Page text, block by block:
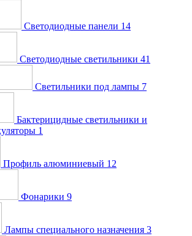
Светодиодные панели 14
Светодиодные светильники 41
Светильники под лампы 7
Бактерицидные светильники и
1
Профиль алюминиевый 12
Фонарики 9
Лампы специального назначения 3